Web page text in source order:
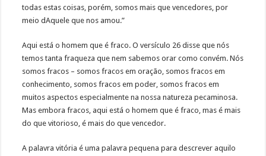
todas estas coisas, porém, somos mais que vencedores, por
meio dAquele que nos amou.”
Aqui está o homem que é fraco. O versículo 26 disse que nós
temos tanta fraqueza que nem sabemos orar como convém. Nós
somos fracos – somos fracos em oração, somos fracos em
conhecimento, somos fracos em poder, somos fracos em
muitos aspectos especialmente na nossa natureza pecaminosa.
Mas embora fracos, aqui está o homem que é fraco, mas é mais
do que vitorioso, é mais do que vencedor.
A palavra vitória é uma palavra pequena para descrever aquilo